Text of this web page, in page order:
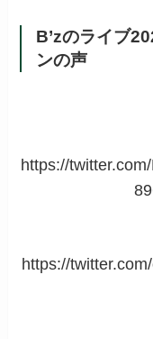
B’zのライブ
ンの声
https://
https://